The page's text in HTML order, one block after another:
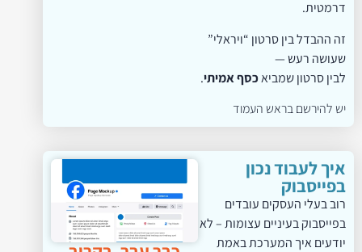
דרמטית.
זה ההבדל בין סרטון “ויראלי”
שעושה רעש —
לבין סרטון שמביאכסף אמיתי.
יש להירשם בראש העמוד
איך לעבוד נכון
בפייסבוק
רוב בעלי העסקים עובדים
בפייסבוק בעיניים עצומות – לא
יודעים איך המערכת באמת